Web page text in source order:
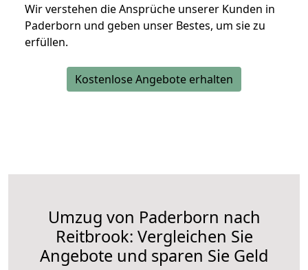
Wir verstehen die Ansprüche unserer Kunden in
Paderborn und geben unser Bestes, um sie zu
erfüllen.
Kostenlose Angebote erhalten
Umzug von Paderborn nach
Reitbrook: Vergleichen Sie
Angebote und sparen Sie Geld